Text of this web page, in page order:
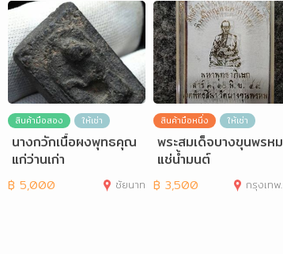
สินค้ามือสอง ให้เช่า
นางกวักเนื้อผงพุทธคุณ
แก่ว่านเก่า
฿ 5,000 ชัยนาท
สินค้ามือหนึ่ง ให้เช่า
พระสมเด็จบางขุนพรหม
แช่น้ำมนต์
฿ 3,500 กรุงเทพมหานคร